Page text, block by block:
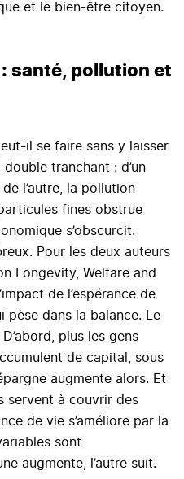
et le bien-être citoyen.
santé, pollution et
il se faire sans y laisser
tranchant : d’un
l’autre, la pollution
fines obstrue
s’obscurcit.
Pour les deux auteurs
Longevity, Welfare and
de l’espérance de
pèse dans la balance. Le
plus les gens
de capital, sous
augmente alors. Et
servent à couvrir des
de vie s’améliore par la
sont
augmente, l’autre suit.